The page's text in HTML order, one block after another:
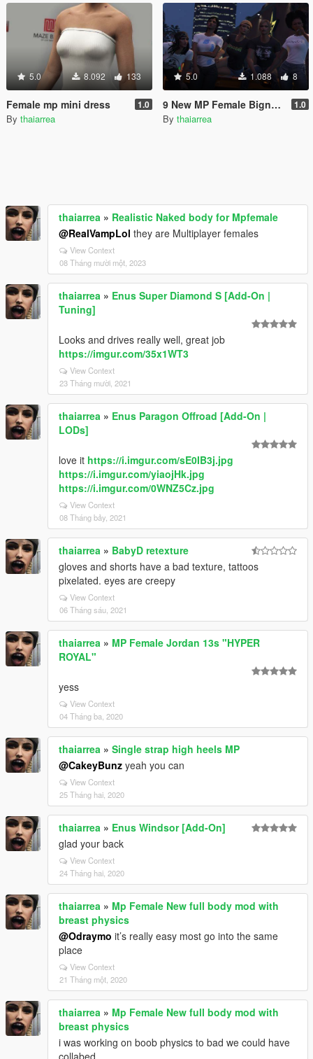
5.0 8.092 133
Female mp mini dress 1.0
By thaiarrea
5.0 1.088 8
9 New MP Female Bigness T-shirts 1.0
By thaiarrea
thaiarrea » Realistic Naked body for Mpfemale
@RealVampLol they are Multiplayer females
View Context
08 Tháng mười một, 2023
thaiarrea » Enus Super Diamond S [Add-On |
Tuning]
Looks and drives really well, great job
https://imgur.com/35x1WT3
View Context
23 Tháng mười, 2021
thaiarrea » Enus Paragon Offroad [Add-On |
LODs]
love it https://i.imgur.com/sE0IB3j.jpg
https://i.imgur.com/yiaojHk.jpg
https://i.imgur.com/0WNZ5Cz.jpg
View Context
08 Tháng bảy, 2021
thaiarrea » BabyD retexture
gloves and shorts have a bad texture, tattoos
pixelated. eyes are creepy
View Context
06 Tháng sáu, 2021
thaiarrea » MP Female Jordan 13s "HYPER
ROYAL"
yess
View Context
04 Tháng ba, 2020
thaiarrea » Single strap high heels MP
@CakeyBunz yeah you can
View Context
25 Tháng hai, 2020
thaiarrea » Enus Windsor [Add-On]
glad your back
View Context
24 Tháng hai, 2020
thaiarrea » Mp Female New full body mod with
breast physics
@Odraymo it’s really easy most go into the same
place
View Context
21 Tháng một, 2020
thaiarrea » Mp Female New full body mod with
breast physics
i was working on boob physics to bad we could have
collabed